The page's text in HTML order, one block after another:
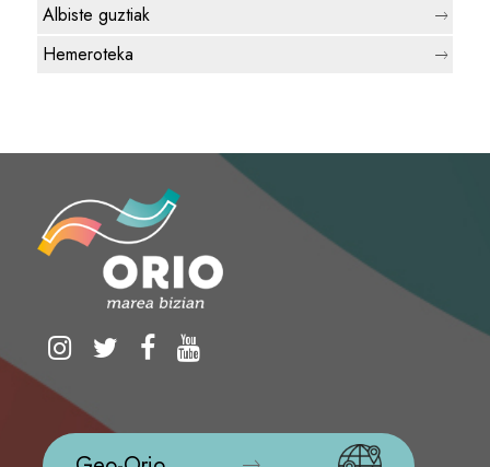
Albiste guztiak
Hemeroteka